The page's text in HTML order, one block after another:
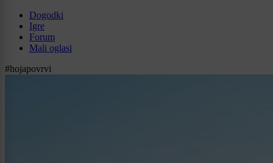
Dogodki
Igre
Forum
Mali oglasi
#hojapovrvi